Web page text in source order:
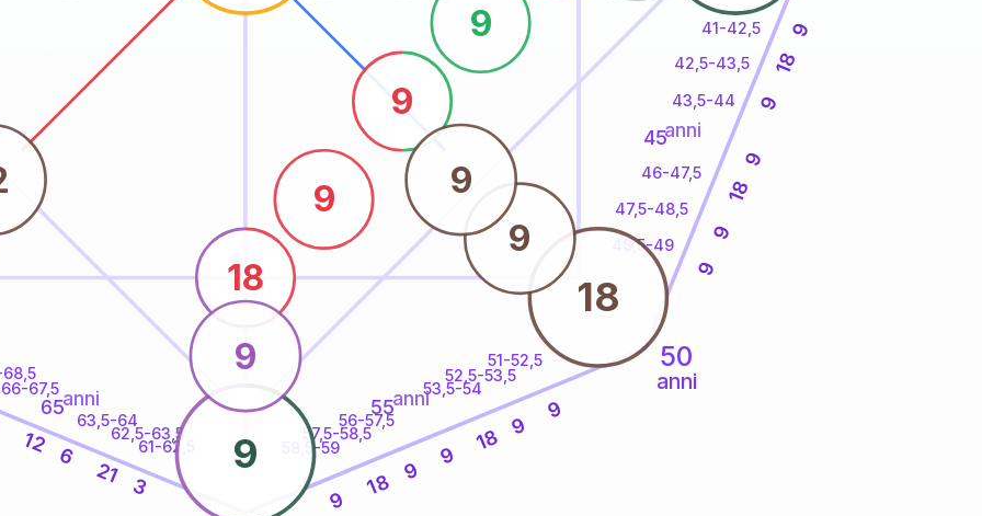
50
anni
41-42,5
42,5-43,5
43,5-44
46-47,5
47,5-48,5
48,5-49
51-52,5
52,5-53,5
53,5-54
56-57,5
57,5-58,5
58,5-59
61-62,5
62,5-63,5
63,5-64
66-67,5
68,5
9
18
9
9
18
9
9
9
9
18
9
9
18
9
3
21
6
12 9
18
18
9
9
9
9
9
9
45anni
55anni
65anni